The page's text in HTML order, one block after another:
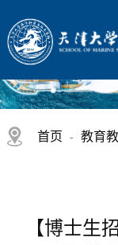
首页 - 教育
【博士生